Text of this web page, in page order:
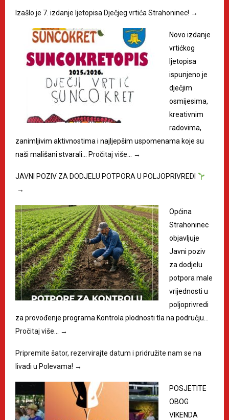
Izašlo je 7. izdanje ljetopisa Dječjeg vrtića Strahoninec! →
Novo izdanje
vrtićkog
ljetopisa
ispunjeno je
dječjim
osmijesima,
kreativnim
radovima,
zanimljivim aktivnostima i najljepšim uspomenama koje su
naši mališani stvarali…
Pročitaj više… →
JAVNI POZIV ZA DODJELU POTPORA U POLJOPRIVREDI
→
Općina
Strahoninec
objavljuje
Javni poziv
za dodjelu
potpora male
vrijednosti u
poljoprivredi
za provođenje programa Kontrola plodnosti tla na području…
Pročitaj više…
→
Pripremite šator, rezervirajte datum i pridružite nam se na
livadi u Polevama! →
POSJETITE
OBOG
VIKENDA